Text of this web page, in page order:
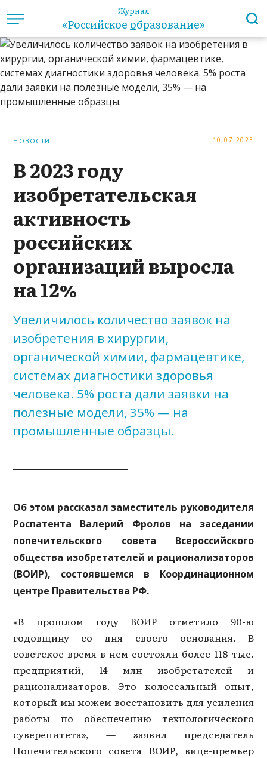
Журнал
«Российское образование»
НОВОСТИ 10.07.2023
В 2023 году
изобретательская
активность
российских
организаций выросла
на 12%
Увеличилось количество заявок на
изобретения в хирургии,
органической химии, фармацевтике,
системах диагностики здоровья
человека. 5% роста дали заявки на
полезные модели, 35% — на
промышленные образцы.
Об этом рассказал заместитель руководителя
Роспатента Валерий Фролов на заседании
попечительского совета Всероссийского
общества изобретателей и рационализаторов
(ВОИР), состоявшемся в Координационном
центре Правительства РФ.
«В прошлом году ВОИР отметило 90-ю
годовщину со дня своего основания. В
советское время в нем состояли более 118 тыс.
предприятий, 14 млн изобретателей и
рационализаторов. Это колоссальный опыт,
который мы можем восстановить для усиления
работы по обеспечению технологического
суверенитета», — заявил председатель
Попечительского совета ВОИР, вице-премьер